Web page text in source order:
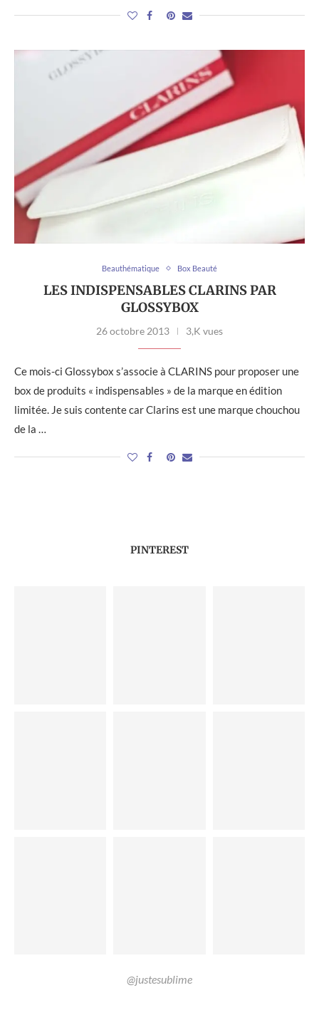
Beauthématique Box Beauté
LES INDISPENSABLES CLARINS PAR
GLOSSYBOX
26 octobre 2013 3,K vues
Ce mois-ci Glossybox s’associe à CLARINS pour proposer une
box de produits « indispensables » de la marque en édition
limitée. Je suis contente car Clarins est une marque chouchou
de la …
PINTEREST
@justesublime